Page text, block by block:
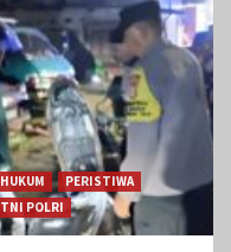
HUKUM
PERISTIWA
TNI POLRI